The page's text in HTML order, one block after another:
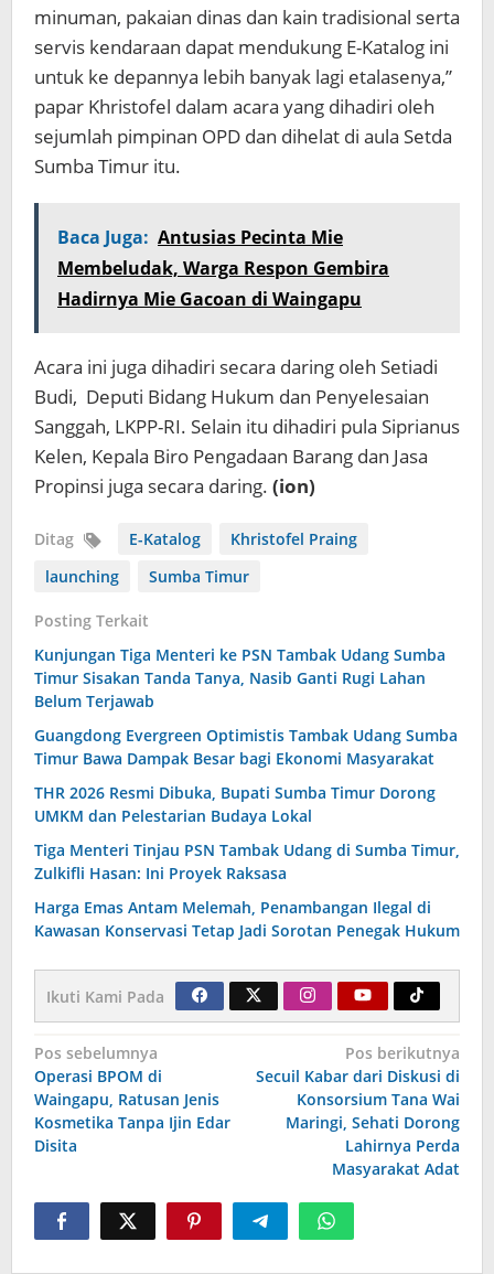
minuman, pakaian dinas dan kain tradisional serta
servis kendaraan dapat mendukung E-Katalog ini
untuk ke depannya lebih banyak lagi etalasenya,”
papar Khristofel dalam acara yang dihadiri oleh
sejumlah pimpinan OPD dan dihelat di aula Setda
Sumba Timur itu.
Baca Juga: Antusias Pecinta Mie
Membeludak, Warga Respon Gembira
Hadirnya Mie Gacoan di Waingapu
Acara ini juga dihadiri secara daring oleh Setiadi
Budi, Deputi Bidang Hukum dan Penyelesaian
Sanggah, LKPP-RI. Selain itu dihadiri pula Siprianus
Kelen, Kepala Biro Pengadaan Barang dan Jasa
Propinsi juga secara daring. (ion)
Ditag E-Katalog
Khristofel Praing
launching
Sumba Timur
Posting Terkait
Kunjungan Tiga Menteri ke PSN Tambak Udang Sumba
Timur Sisakan Tanda Tanya, Nasib Ganti Rugi Lahan
Belum Terjawab
Guangdong Evergreen Optimistis Tambak Udang Sumba
Timur Bawa Dampak Besar bagi Ekonomi Masyarakat
THR 2026 Resmi Dibuka, Bupati Sumba Timur Dorong
UMKM dan Pelestarian Budaya Lokal
Tiga Menteri Tinjau PSN Tambak Udang di Sumba Timur,
Zulkifli Hasan: Ini Proyek Raksasa
Harga Emas Antam Melemah, Penambangan Ilegal di
Kawasan Konservasi Tetap Jadi Sorotan Penegak Hukum
Ikuti Kami Pada
Navigasi
pos
Pos sebelumnya
Operasi BPOM di
Waingapu, Ratusan Jenis
Kosmetika Tanpa Ijin Edar
Disita
Pos berikutnya
Secuil Kabar dari Diskusi di
Konsorsium Tana Wai
Maringi, Sehati Dorong
Lahirnya Perda
Masyarakat Adat